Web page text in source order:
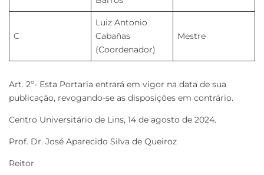
C
Luiz Antonio
Cabañas
(Coordenador)
Mestre
Art. 2º- Esta Portaria entrará em vigor na data de sua
publicação, revogando-se as disposições em contrário.
Centro Universitário de Lins, 14 de agosto de 2024.
Prof. Dr. José Aparecido Silva de Queiroz
Reitor